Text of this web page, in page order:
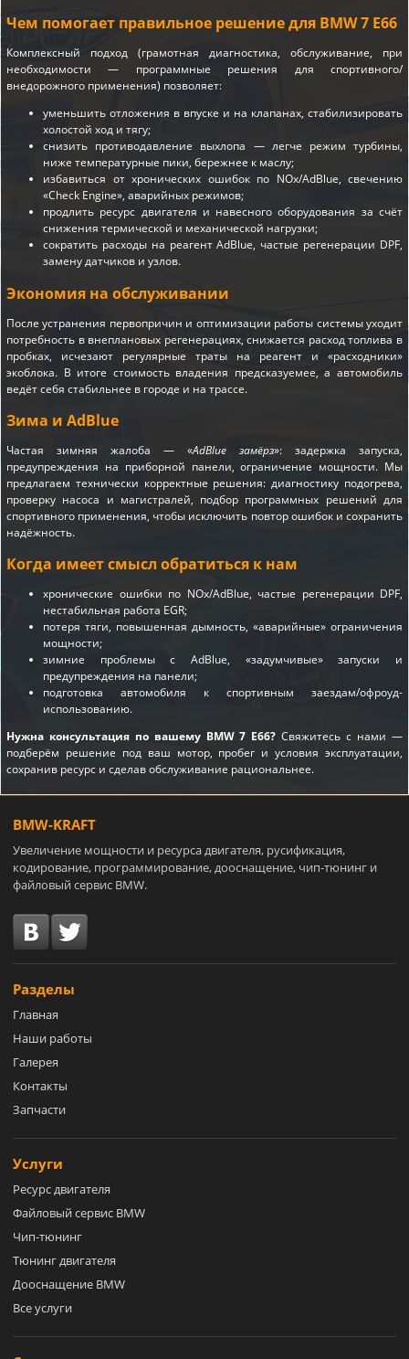
Чем помогает правильное решение для BMW 7 E66
Комплексный подход (грамотная диагностика, обслуживание, при
необходимости — программные решения для спортивного/
внедорожного применения) позволяет:
уменьшить отложения в впуске и на клапанах, стабилизировать
холостой ход и тягу;
снизить противодавление выхлопа — легче режим турбины,
ниже температурные пики, бережнее к маслу;
избавиться от хронических ошибок по NOx/AdBlue, свечению
«Check Engine», аварийных режимов;
продлить ресурс двигателя и навесного оборудования за счёт
снижения термической и механической нагрузки;
сократить расходы на реагент AdBlue, частые регенерации DPF,
замену датчиков и узлов.
Экономия на обслуживании
После устранения первопричин и оптимизации работы системы уходит
потребность в внеплановых регенерациях, снижается расход топлива в
пробках, исчезают регулярные траты на реагент и «расходники»
экоблока. В итоге стоимость владения предсказуемее, а автомобиль
ведёт себя стабильнее в городе и на трассе.
Зима и AdBlue
Частая зимняя жалоба — «AdBlue замёрз»: задержка запуска,
предупреждения на приборной панели, ограничение мощности. Мы
предлагаем технически корректные решения: диагностику подогрева,
проверку насоса и магистралей, подбор программных решений для
спортивного применения, чтобы исключить повтор ошибок и сохранить
надёжность.
Когда имеет смысл обратиться к нам
хронические ошибки по NOx/AdBlue, частые регенерации DPF,
нестабильная работа EGR;
потеря тяги, повышенная дымность, «аварийные» ограничения
мощности;
зимние проблемы с AdBlue, «задумчивые» запуски и
предупреждения на панели;
подготовка автомобиля к спортивным заездам/офроуд-
использованию.
Нужна консультация по вашему BMW 7 E66? Свяжитесь с нами —
подберём решение под ваш мотор, пробег и условия эксплуатации,
сохранив ресурс и сделав обслуживание рациональнее.
BMW-KRAFT
Увеличение мощности и ресурса двигателя, русификация,
кодирование, программирование, дооснащение, чип-тюнинг и
файловый сервис BMW.
Разделы
Главная
Наши работы
Галерея
Контакты
Запчасти
Услуги
Ресурс двигателя
Файловый сервис BMW
Чип-тюнинг
Тюнинг двигателя
Дооснащение BMW
Все услуги